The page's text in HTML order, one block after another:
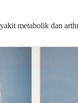
metabolik dan